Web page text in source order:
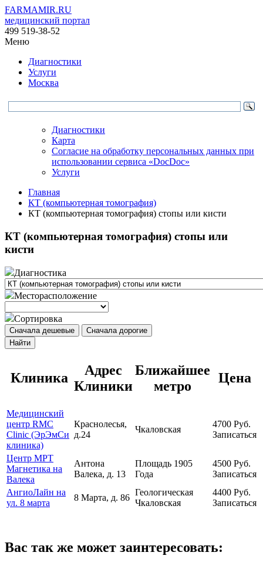
FARMAMIR.RU
медицинский портал
499 519-38-52
Меню
Диагностики
Услуги
Москва
Диагностики
Карта
Согласие на обработку персональных данных при
использовании сервиса «DocDoc»
Услуги
Главная
КТ (компьютерная томография)
КТ (компьютерная томография) стопы или кисти
КТ (компьютерная томография) стопы или
кисти
Диагностика
Месторасположение
Сортировка
Сначала дешевые
Сначала дорогие
Найти
Клиника
Адрес
Клиники
Ближайшее
метро
Цена
Медицинский
центр RMC
Clinic (ЭрЭмСи
клиника)
Краснолесья,
д.24
Чкаловская
4700 Руб.
Записаться
Центр МРТ
Магнетика на
Валека
Антона
Валека, д. 13
Площадь 1905
Года
4500 Руб.
Записаться
АнгиоЛайн на
ул. 8 марта
8 Марта, д. 86
Геологическая
Чкаловская
4400 Руб.
Записаться
Вас так же может заинтересовать: